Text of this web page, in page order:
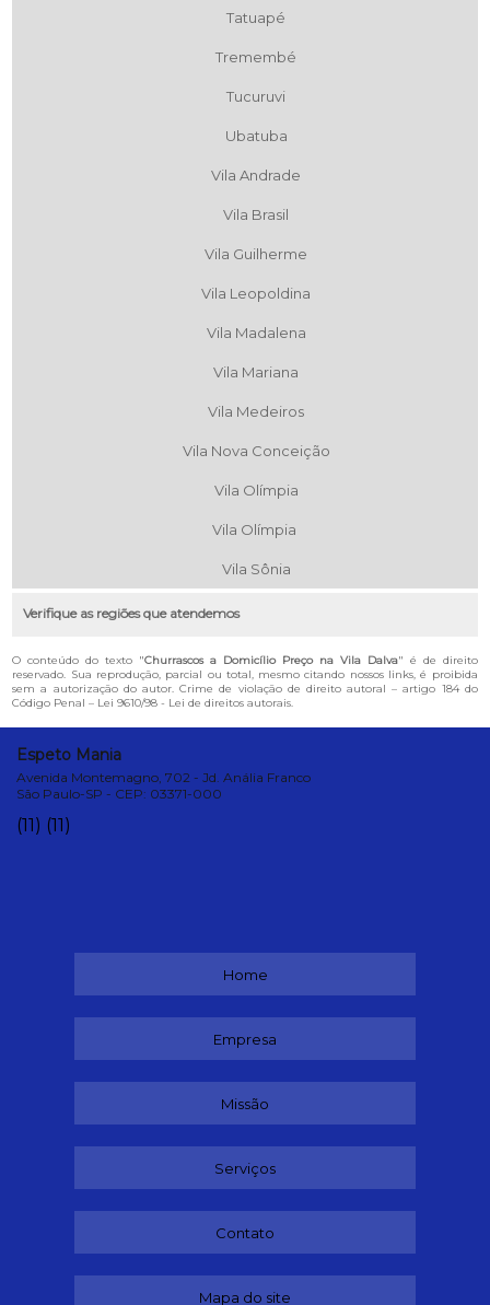
Tatuapé
Tremembé
Tucuruvi
Ubatuba
Vila Andrade
Vila Brasil
Vila Guilherme
Vila Leopoldina
Vila Madalena
Vila Mariana
Vila Medeiros
Vila Nova Conceição
Vila Olímpia
Vila Olímpia
Vila Sônia
Verifique as regiões que atendemos
O conteúdo do texto "Churrascos a Domicílio Preço na Vila Dalva" é de direito
reservado. Sua reprodução, parcial ou total, mesmo citando nossos links, é proibida
sem a autorização do autor. Crime de violação de direito autoral – artigo 184 do
Código Penal – Lei 9610/98 - Lei de direitos autorais.
Espeto Mania
Avenida Montemagno, 702 - Jd. Anália Franco
São Paulo-SP - CEP: 03371-000
(11) (11)
Home
Empresa
Missão
Serviços
Contato
Mapa do site